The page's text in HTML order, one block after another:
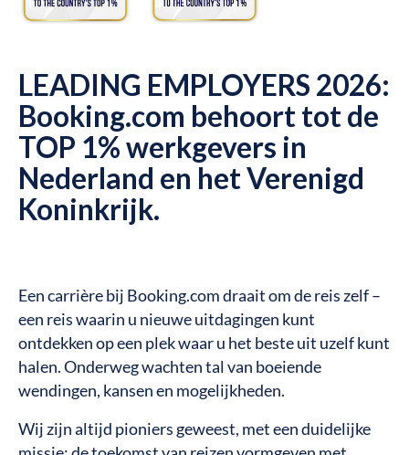
LEADING EMPLOYERS 2026:
Booking.com behoort tot de
TOP 1% werkgevers in
Nederland en het Verenigd
Koninkrijk.
Een carrière bij Booking.com draait om de reis zelf –
een reis waarin u nieuwe uitdagingen kunt
ontdekken op een plek waar u het beste uit uzelf kunt
halen. Onderweg wachten tal van boeiende
wendingen, kansen en mogelijkheden.
Wij zijn altijd pioniers geweest, met een duidelijke